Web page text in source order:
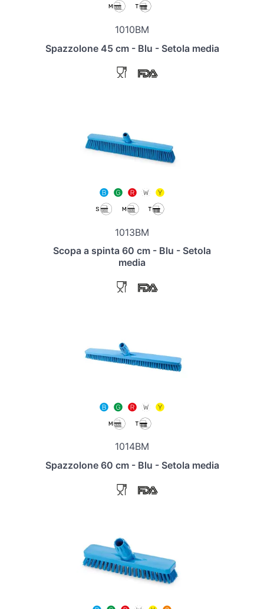
1010BM
Spazzolone 45 cm - Blu - Setola media
1013BM
Scopa a spinta 60 cm - Blu - Setola
media
1014BM
Spazzolone 60 cm - Blu - Setola media